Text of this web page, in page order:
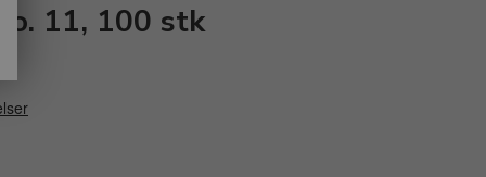
11, 100 stk